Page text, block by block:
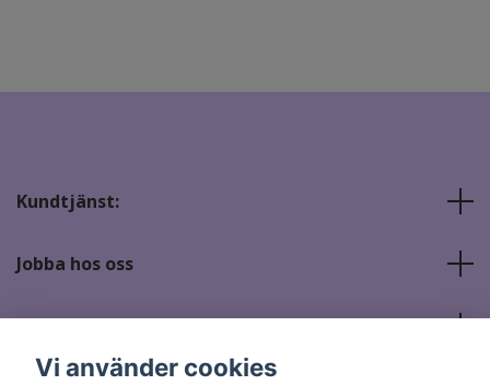
Kundtjänst:
Jobba hos oss
Sociala medier
Vi använder cookies